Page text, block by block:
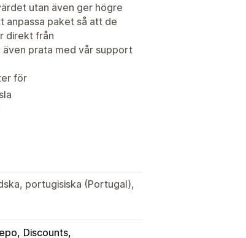
utan även ger högre
paket så att de
direkt från
prata med vår support
för
portugisiska (Portugal),
Discounts